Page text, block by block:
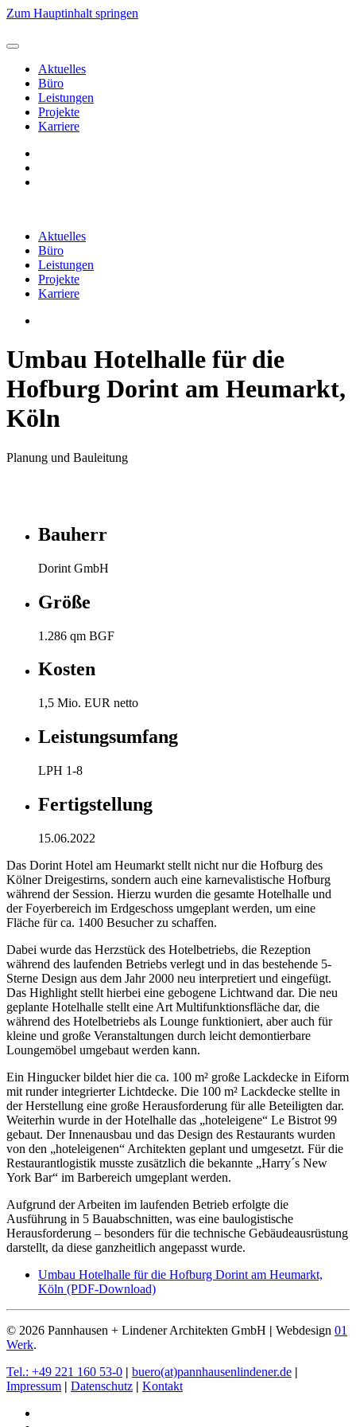
Zum Hauptinhalt springen
Aktuelles
Büro
Leistungen
Projekte
Karriere
Aktuelles
Büro
Leistungen
Projekte
Karriere
Umbau Hotelhalle für die
Hofburg Dorint am Heumarkt,
Köln
Planung und Bauleitung
Bauherr
Dorint GmbH
Größe
1.286 qm BGF
Kosten
1,5 Mio. EUR netto
Leistungsumfang
LPH 1-8
Fertigstellung
15.06.2022
Das Dorint Hotel am Heumarkt stellt nicht nur die Hofburg des
Kölner Dreigestirns, sondern auch eine karnevalistische Hofburg
während der Session. Hierzu wurden die gesamte Hotelhalle und
der Foyerbereich im Erdgeschoss umgeplant werden, um eine
Fläche für ca. 1400 Besucher zu schaffen.
Dabei wurde das Herzstück des Hotelbetriebs, die Rezeption
während des laufenden Betriebs verlegt und in das bestehende 5-
Sterne Design aus dem Jahr 2000 neu interpretiert und eingefügt.
Das Highlight stellt hierbei eine gebogene Lichtwand dar. Die neu
geplante Hotelhalle stellt eine Art Multifunktionsfläche dar, die
während des Hotelbetriebs als Lounge funktioniert, aber auch für
kleine und große Veranstaltungen durch leicht demontierbare
Loungemöbel umgebaut werden kann.
Ein Hingucker bildet hier die ca. 100 m² große Lackdecke in Eiform
mit runder integrierter Lichtdecke. Die 100 m² Lackdecke stellte in
der Herstellung eine große Herausforderung für alle Beteiligten dar.
Weiterhin wurde in der Hotelhalle das „hoteleigene“ Le Bistrot 99
gebaut. Der Innenausbau und das Design des Restaurants wurden
von den „hoteleigenen“ Architekten geplant und umgesetzt. Für die
Restaurantlogistik musste zusätzlich die bekannte „Harry´s New
York Bar“ im Barbereich umgeplant werden.
Aufgrund der Arbeiten im laufenden Betrieb erfolgte die
Ausführung in 5 Bauabschnitten, was eine baulogistische
Herausforderung – besonders für die technische Gebäudeausrüstung
darstellt, da diese ganzheitlich angepasst wurde.
Umbau Hotelhalle für die Hofburg Dorint am Heumarkt,
Köln (PDF-Download)
© 2026 Pannhausen + Lindener Architekten GmbH | Webdesign 01
Werk.
Tel.: +49 221 160 53-0 | buero(at)pannhausenlindener.de |
Impressum | Datenschutz | Kontakt